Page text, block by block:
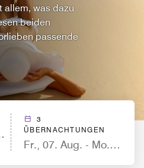
allem, was dazu
beiden
passende
3
ÜBERNACHTUNGEN
Fr., 07. Aug. - Mo., 10.